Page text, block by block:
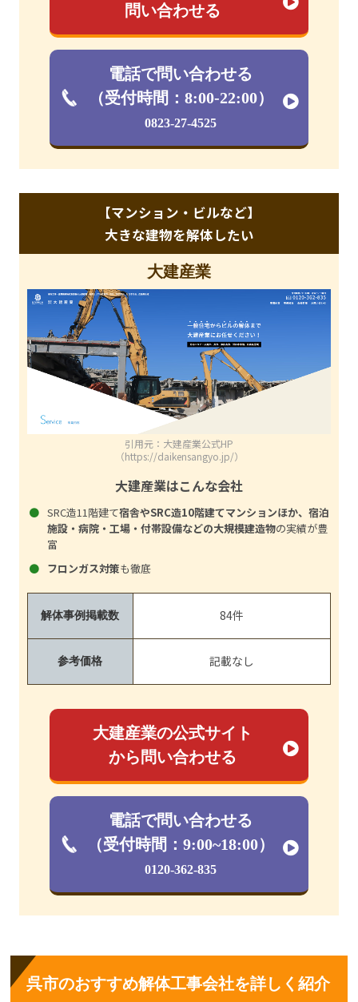
問い合わせる
電話で問い合わせる
（受付時間：8:00-22:00）
0823-27-4525
【マンション・ビルなど】
大きな建物を解体したい
大建産業
引用元：大建産業公式HP
（https://daikensangyo.jp/）
大建産業はこんな会社
SRC造11階建て宿舎やSRC造10階建てマンションほか、宿泊
施設・病院・工場・付帯設備などの大規模建造物の実績が豊
富
フロンガス対策も徹底
解体事例掲載数 84件
参考価格 記載なし
大建産業の公式サイト
から問い合わせる
電話で問い合わせる
（受付時間：9:00~18:00）
0120-362-835
呉市のおすすめ解体工事会社を詳しく紹介